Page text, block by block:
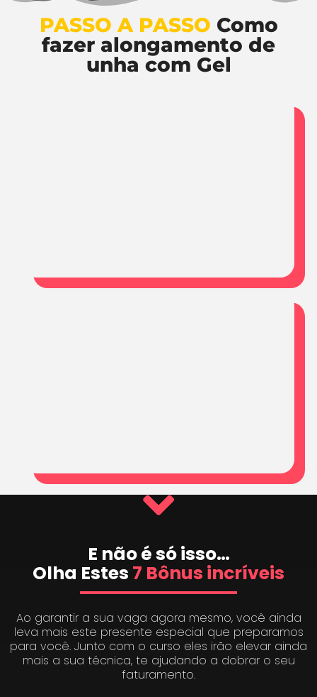
PASSO A PASSO Como
fazer alongamento de
unha com Gel
E não é só isso…
Olha Estes 7 Bônus incríveis
Ao garantir a sua vaga agora mesmo, você ainda
leva mais este presente especial que preparamos
para você. Junto com o curso eles irão elevar ainda
mais a sua técnica, te ajudando a dobrar o seu
faturamento.